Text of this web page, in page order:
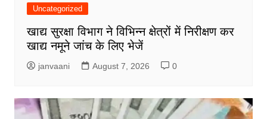
Uncategorized
खाद्य सुरक्षा विभाग ने विभिन्न क्षेत्रों में निरीक्षण कर
खाद्य नमूने जांच के लिए भेजें
janvaani August 7, 2026 0